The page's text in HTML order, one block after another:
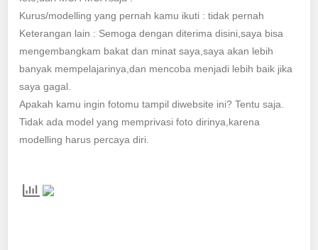
Kurus/modelling yang pernah kamu ikuti : tidak pernah
Keterangan lain : Semoga dengan diterima disini,saya bisa
mengembangkam bakat dan minat saya,saya akan lebih
banyak mempelajarinya,dan mencoba menjadi lebih baik jika
saya gagal.
Apakah kamu ingin fotomu tampil diwebsite ini? Tentu saja.
Tidak ada model yang memprivasi foto dirinya,karena
modelling harus percaya diri.